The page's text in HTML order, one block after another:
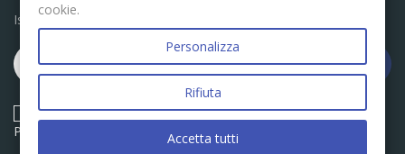
Iscriviti per le ultime news
Iscriviti
Acconsento ai termini e condizioni descritti nella Privacy
Policy
cookie.
Personalizza
Rifiuta
Accetta tutti